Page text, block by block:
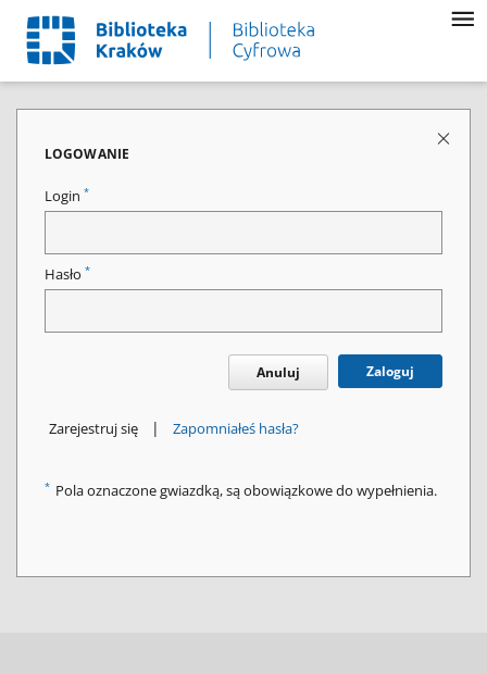
LOGOWANIE
Login *
Hasło *
Anuluj Zaloguj
Zarejestruj się | Zapomniałeś hasła?
* Pola oznaczone gwiazdką, są obowiązkowe do wypełnienia.